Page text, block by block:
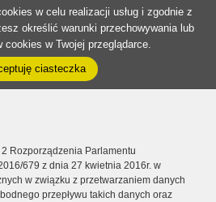
w celu realizacji usług i zgodnie z
określić warunki przechowywania lub
cookies w Twojej przeglądarce.
ciasteczka
Rozporządzenia Parlamentu
679 z dnia 27 kwietnia 2016r. w
w związku z przetwarzaniem danych
przepływu takich danych oraz